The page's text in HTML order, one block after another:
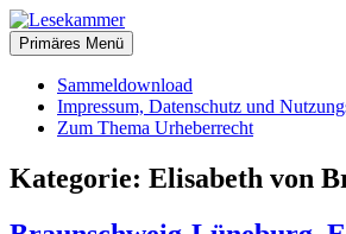
Zum
Inhalt
springen
Lesekammer
christliche Bücher zum kostenlosen
Primäres Menü
Sammeldownload
Impressum, Datenschutz und
Zum Thema Urheberrecht
Kategorie: Elisabeth von